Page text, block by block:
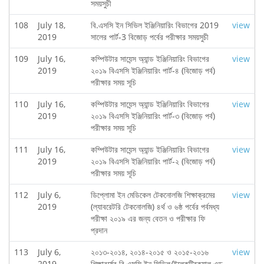
সময়সুচী
108
July 18,
2019
বি.এসসি ইন সিভিল ইঞ্জিনিয়ারিং বিভাগের 2019
সালের পার্ট-3 বিজোড় পর্বের পরীক্ষার সময়সুচী
view
109
July 16,
2019
কম্পিউটার সাযেন্স অ্যান্ড ইঞ্জিনিয়ারিং বিভাগের
২০১৯ বিএসসি ইঞ্জিনিয়ারিং পার্ট-৪ (বিজোড় পর্ব)
পরীক্ষার সময় সূচি
view
110
July 16,
2019
কম্পিউটার সাযেন্স অ্যান্ড ইঞ্জিনিয়ারিং বিভাগের
২০১৯ বিএসসি ইঞ্জিনিয়ারিং পার্ট-৩ (বিজোড় পর্ব)
পরীক্ষার সময় সূচি
view
111
July 16,
2019
কম্পিউটার সাযেন্স অ্যান্ড ইঞ্জিনিয়ারিং বিভাগের
২০১৯ বিএসসি ইঞ্জিনিয়ারিং পার্ট-২ (বিজোড় পর্ব)
পরীক্ষার সময় সূচি
view
112
July 6,
2019
ডিপ্লোমা ইন মেডিকেল টেকনোলজি শিক্ষাক্রমের
(ল্যাবরেটরি টেকনোলজি) ৪র্থ ও ৬ষ্ঠ পর্বের পর্বমধ্য
পরীক্ষা ২০১৯ এর জন্য বেতন ও পরীক্ষার ফি
প্রদান
view
113
July 6,
২০১৩-২০১৪, ২০১৪-২০১৫ ও ২০১৫-২০১৬
view